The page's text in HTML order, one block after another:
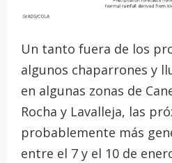
Un tanto fuera de los
algunos chaparrones y
en algunas zonas de
Rocha y Lavalleja, las
probablemente más
entre el 7 y el 10 de